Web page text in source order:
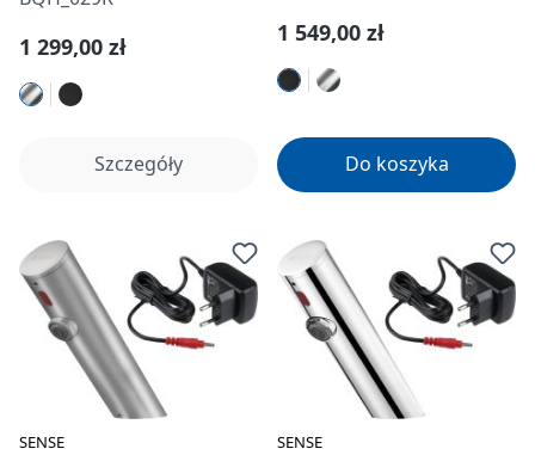
Cena regularna:
1 299,00 zł
Szczegóły
Cena regularna:
1 549,00 zł
Do koszyka
SENSE SENSE